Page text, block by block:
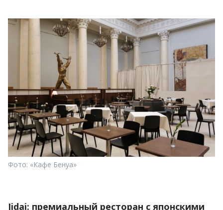
Фото: «Кафе Бенуа»
Jidai: премиальный ресторан с японскими